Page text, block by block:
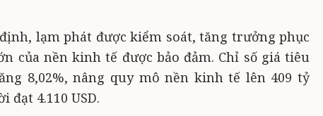
lạm phát được kiểm soát, tăng trưởng phục
của nền kinh tế được bảo đảm. Chỉ số giá tiêu
8,02%, nâng quy mô nền kinh tế lên 409 tỷ
đạt 4.110 USD.